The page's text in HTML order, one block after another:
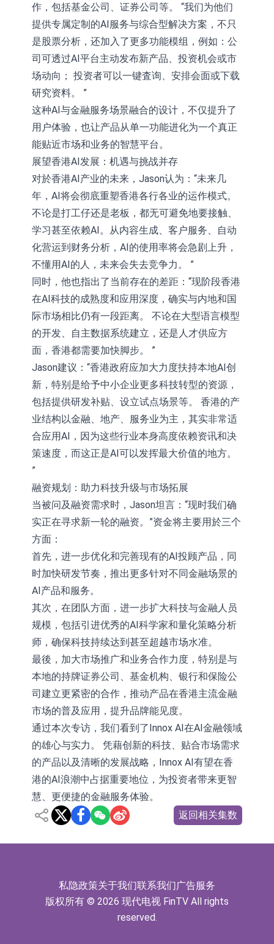
作，包括基金公司、证券公司等。 “我们为他们
提供专属定制的AI服务与综合型解决方案，不只
是股票分析，还加入了更多功能模组，例如：公
司可透过AI平台主动发布新产品、投资机会或市
场动向； 投资者可以一键査询、安排会面或下载
研究资料。 ”
这种AI与金融服务场景融合的设计，不仅提升了
用户体验，也让产品从单一功能进化为一个真正
能贴近市场和业务的智慧平台。
展望香港AI发展：机遇与挑战并存
对於香港AI产业的未来，Jason认为：“未来几
年，AI将会彻底重塑香港各行各业的运作模式。
不论是打工仔还是老板，都无可避免地要接触、
学习甚至依赖AI。从内容生成、客户服务、自动
化营运到财务分析，AI的使用率将会急剧上升，
不懂用AI的人，未来会失去竞争力。 ”
同时，他也指出了当前存在的差距：“现阶段香港
在AI科技的成熟度和应用深度，确实与内地和国
际市场相比仍有一段距离。 不论在大型语言模型
的开发、自主数据系统建立，还是人才供应方
面，香港都需要加快脚步。 ”
Jason建议：“香港政府应加大力度扶持本地AI创
新，特别是给予中小企业更多科技转型的资源，
包括提供研发补贴、设立试点场景等。 香港的产
业结构以金融、地产、服务业为主，其实非常适
合应用AI，因为这些行业本身高度依赖资讯和决
策速度，而这正是AI可以发挥最大价值的地方。
”
融资规划：助力科技升级与市场拓展
当被问及融资需求时，Jason坦言：“现时我们确
实正在寻求新一轮的融资。”资金将主要用於三个
方面：
首先，进一步优化和完善现有的AI投顾产品，同
时加快研发节奏，推出更多针对不同金融场景的
AI产品和服务。
其次，在团队方面，进一步扩大科技与金融人员
规模，包括引进优秀的AI科学家和量化策略分析
师，确保科技持续达到甚至超越市场水准。
最後，加大市场推广和业务合作力度，特别是与
本地的持牌证券公司、基金机构、银行和保险公
司建立更紧密的合作，推动产品在香港主流金融
市场的普及应用，提升品牌能见度。
通过本次专访，我们看到了Innox AI在AI金融领域
的雄心与实力。 凭藉创新的科技、贴合市场需求
的产品以及清晰的发展战略，Innox AI有望在香
港的AI浪潮中占据重要地位，为投资者带来更智
慧、更便捷的金融服务体验。
返回相关集数
私隐政策关于我们联系我们广告服务
版权所有 © 2026 现代电视 FinTV All rights
reserved.